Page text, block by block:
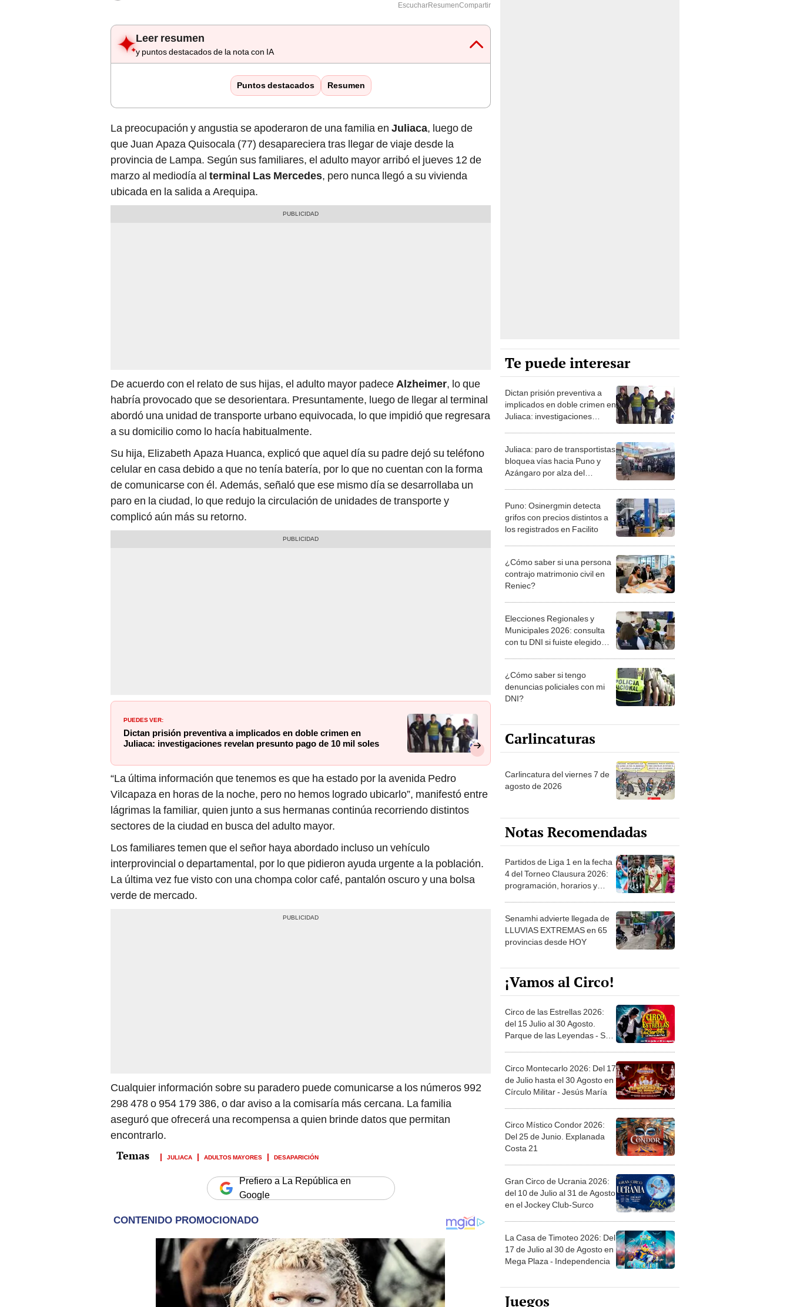
EscucharResumenCompartir
Leer resumen
y puntos destacados de la nota con IA
Puntos destacados Resumen
La preocupación y angustia se apoderaron de una familia en Juliaca, luego de
que Juan Apaza Quisocala (77) desapareciera tras llegar de viaje desde la
provincia de Lampa. Según sus familiares, el adulto mayor arribó el jueves 12 de
marzo al mediodía al terminal Las Mercedes, pero nunca llegó a su vivienda
ubicada en la salida a Arequipa.
De acuerdo con el relato de sus hijas, el adulto mayor padece Alzheimer, lo que
habría provocado que se desorientara. Presuntamente, luego de llegar al terminal
abordó una unidad de transporte urbano equivocada, lo que impidió que regresara
a su domicilio como lo hacía habitualmente.
Su hija, Elizabeth Apaza Huanca, explicó que aquel día su padre dejó su teléfono
celular en casa debido a que no tenía batería, por lo que no cuentan con la forma
de comunicarse con él. Además, señaló que ese mismo día se desarrollaba un
paro en la ciudad, lo que redujo la circulación de unidades de transporte y
complicó aún más su retorno.
PUEDES VER:
Dictan prisión preventiva a implicados en doble crimen en
Juliaca: investigaciones revelan presunto pago de 10 mil soles
“La última información que tenemos es que ha estado por la avenida Pedro
Vilcapaza en horas de la noche, pero no hemos logrado ubicarlo”, manifestó entre
lágrimas la familiar, quien junto a sus hermanas continúa recorriendo distintos
sectores de la ciudad en busca del adulto mayor.
Los familiares temen que el señor haya abordado incluso un vehículo
interprovincial o departamental, por lo que pidieron ayuda urgente a la población.
La última vez fue visto con una chompa color café, pantalón oscuro y una bolsa
verde de mercado.
Cualquier información sobre su paradero puede comunicarse a los números 992
298 478 o 954 179 386, o dar aviso a la comisaría más cercana. La familia
aseguró que ofrecerá una recompensa a quien brinde datos que permitan
encontrarlo.
JULIACA ADULTOS MAYORES DESAPARICIÓN
Prefiero a La República en
Google
Te puede interesar
Dictan prisión preventiva a
implicados en doble crimen en
Juliaca: investigaciones
Juliaca: paro de transportistas
bloquea vías hacia Puno y
Azángaro por alza del
Puno: Osinergmin detecta
grifos con precios distintos a
los registrados en Facilito
¿Cómo saber si una persona
contrajo matrimonio civil en
Reniec?
Elecciones Regionales y
Municipales 2026: consulta
con tu DNI si fuiste elegido
la ONPE
¿Cómo saber si tengo
denuncias policiales con mi
DNI?
Carlincaturas
Carlincatura del viernes 7 de
agosto de 2026
Notas Recomendadas
Partidos de Liga 1 en la fecha
4 del Torneo Clausura 2026:
programación, horarios y
Senamhi advierte llegada de
LLUVIAS EXTREMAS en 65
provincias desde HOY
¡Vamos al Circo!
Circo de las Estrellas 2026:
del 15 Julio al 30 Agosto.
Parque de las Leyendas - San
Circo Montecarlo 2026: Del 17
de Julio hasta el 30 Agosto en
Círculo Militar - Jesús María
Circo Místico Condor 2026:
Del 25 de Junio. Explanada
Costa 21
Gran Circo de Ucrania 2026:
del 10 de Julio al 31 de Agosto
en el Jockey Club-Surco
La Casa de Timoteo 2026: Del
17 de Julio al 30 de Agosto en
Mega Plaza - Independencia
Juegos